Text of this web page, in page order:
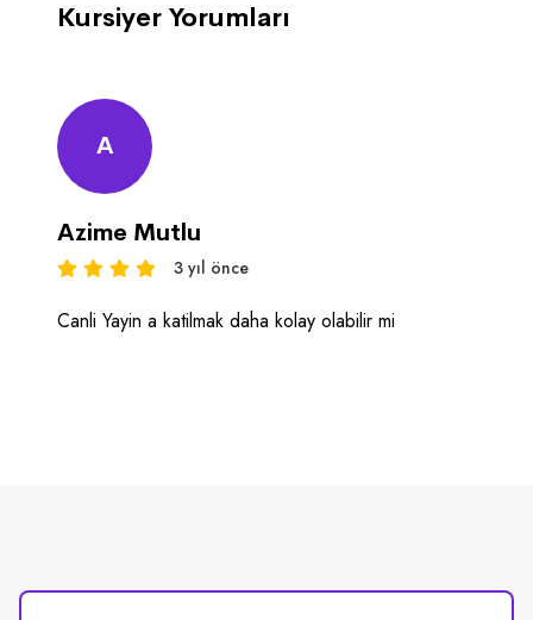
Kursiyer Yorumları
A
Azime Mutlu
3 yıl önce
Canli Yayin a katilmak daha kolay olabilir mi